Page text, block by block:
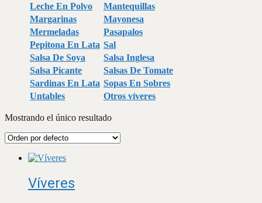
Leche En Polvo
Mantequillas
Margarinas
Mayonesa
Mermeladas
Pasapalos
Pepitona En Lata Sal
Salsa De Soya
Salsa Inglesa
Salsa Picante
Salsas De Tomate
Sardinas En Lata Sopas En Sobres
Untables
Otros víveres
Mostrando el único resultado
Víveres